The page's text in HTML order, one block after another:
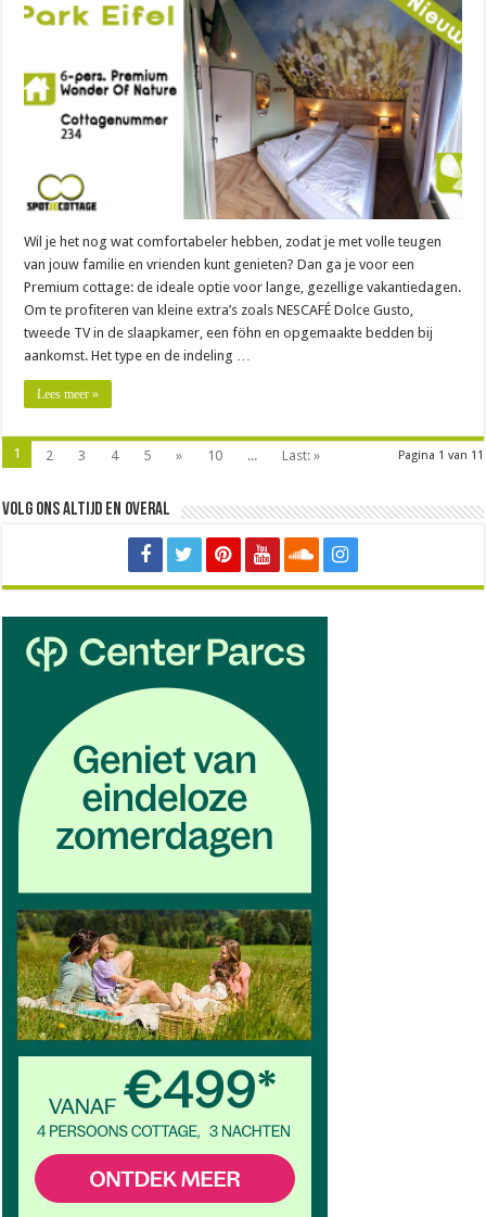
Wil je het nog wat comfortabeler hebben, zodat je met volle teugen
van jouw familie en vrienden kunt genieten? Dan ga je voor een
Premium cottage: de ideale optie voor lange, gezellige vakantiedagen.
Om te profiteren van kleine extra’s zoals NESCAFÉ Dolce Gusto,
tweede TV in de slaapkamer, een föhn en opgemaakte bedden bij
aankomst. Het type en de indeling …
Lees meer »
Pagina 1 van 11
1 2 3 4 5 » 10 ... Last: »
Volg ons altijd en overal